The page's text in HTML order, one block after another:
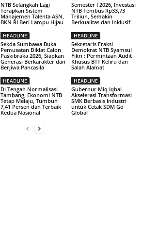
NTB Selangkah Lagi
Terapkan Sistem
Manajemen Talenta ASN,
BKN RI Beri Lampu Hijau
Semester I 2026, Investasi
NTB Tembus Rp33,73
Triliun, Semakin
Berkualitas dan Inklusif
HEADLINE
Sekda Sumbawa Buka
Pemusatan Diklat Calon
Paskibraka 2026, Siapkan
Generasi Berkarakter dan
Berjiwa Pancasila
HEADLINE
Sekretaris Fraksi
Demokrat NTB Syamsul
Fikri : Permintaan Audit
Khusus BTT Keliru dan
Salah Alamat
HEADLINE
Di Tengah Normalisasi
Tambang, Ekonomi NTB
Tetap Melaju, Tumbuh
7,41 Persen dan Terbaik
Kedua Nasional
HEADLINE
Gubernur Miq Iqbal
Akselerasi Transformasi
SMK Berbasis Industri
untuk Cetak SDM Go
Global